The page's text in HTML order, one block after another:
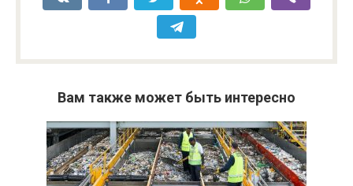
Вам также может быть интересно